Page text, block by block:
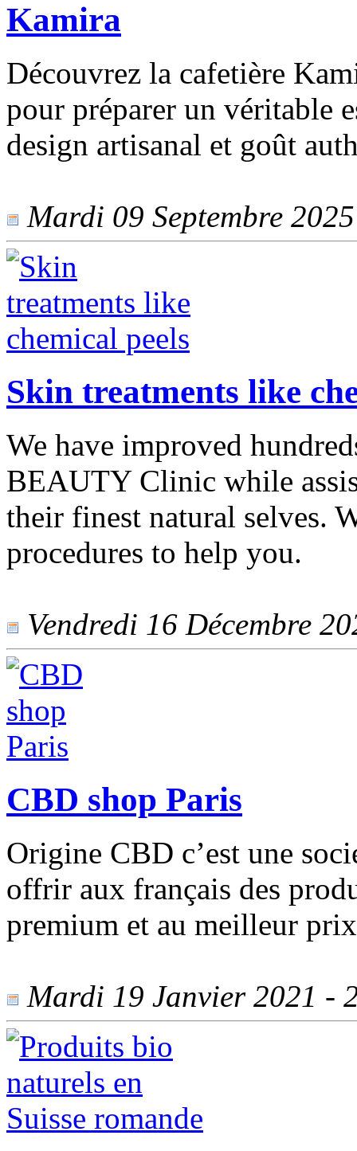
Kamira
Découvrez la cafetière
pour préparer un véritable
design artisanal et goût
Mardi 09 Septembre
Skin treatments like
We have improved
BEAUTY Clinic while
their finest natural selves.
procedures to help you.
Vendredi 16 Décembre
CBD shop Paris
Origine CBD c’est une
offrir aux français des
premium et au meilleur
Mardi 19 Janvier 2021 -